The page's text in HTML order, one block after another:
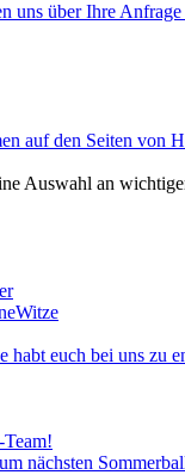
uns über Ihre
auf den Seiten von
Auswahl an
habt euch bei uns zu
nächsten